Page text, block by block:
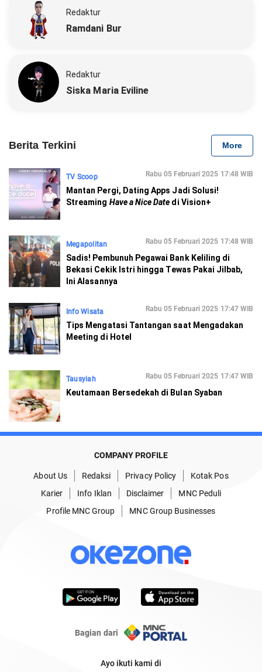
Redaktur
Ramdani Bur
Redaktur
Siska Maria Eviline
Berita Terkini More
TV Scoop Rabu 05 Februari 2025 17:48 WIB
Mantan Pergi, Dating Apps Jadi Solusi!
Streaming Have a Nice Date di Vision+
Megapolitan Rabu 05 Februari 2025 17:48 WIB
Sadis! Pembunuh Pegawai Bank Keliling di
Bekasi Cekik Istri hingga Tewas Pakai Jilbab,
Ini Alasannya
Info Wisata Rabu 05 Februari 2025 17:47 WIB
Tips Mengatasi Tantangan saat Mengadakan
Meeting di Hotel
Tausyiah Rabu 05 Februari 2025 17:47 WIB
Keutamaan Bersedekah di Bulan Syaban
COMPANY PROFILE
About Us Redaksi Privacy Policy
Kotak Pos
Karier
Info Iklan Disclaimer
MNC Peduli
Profile MNC Group
MNC Group Businesses
Bagian dari
Ayo ikuti kami di